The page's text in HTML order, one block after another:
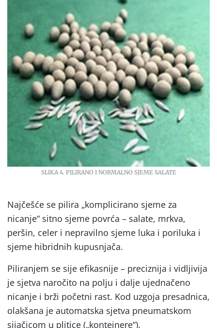
SLIKA 4. PILIRANO I NORMALNO SJEME SALATE
Najčešće se pilira „komplicirano sjeme za
nicanje“ sitno sjeme povrća – salate, mrkva,
peršin, celer i nepravilno sjeme luka i poriluka i
sjeme hibridnih kupusnjača.
Piliranjem se sije efikasnije – preciznija i vidljivija
je sjetva naročito na polju i dalje ujednačeno
nicanje i brži početni rast. Kod uzgoja presadnica,
olakšana je automatska sjetva pneumatskom
sijačicom u plitice („kontejnere“).